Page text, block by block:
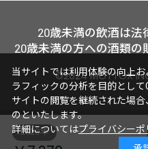
2020年
20歳未満の飲酒は法
20歳未満の方への酒類の
©2024 MOTTOX
当サイトでは利用体験の向上
ラフィックの分析を目的として
サイトの閲覧を継続された場
のといたします。
詳細についてはプライバシー